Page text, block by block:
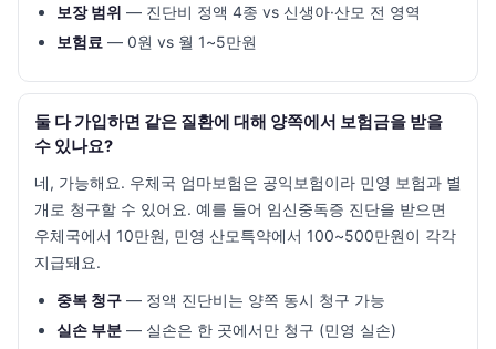
보장 범위 — 진단비 정액 4종 vs 신생아·산모 전 영역
보험료 — 0원 vs 월 1~5만원
둘 다 가입하면 같은 질환에 대해 양쪽에서 보험금을 받을
수 있나요?
네, 가능해요. 우체국 엄마보험은 공익보험이라 민영 보험과 별
개로 청구할 수 있어요. 예를 들어 임신중독증 진단을 받으면
우체국에서 10만원, 민영 산모특약에서 100~500만원이 각각
지급돼요.
중복 청구 — 정액 진단비는 양쪽 동시 청구 가능
실손 부분 — 실손은 한 곳에서만 청구 (민영 실손)